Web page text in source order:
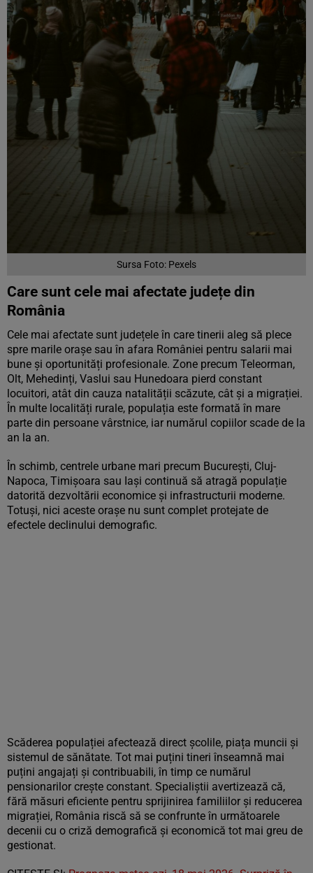
Sursa Foto: Pexels
Care sunt cele mai afectate județe din
România
Cele mai afectate sunt județele în care tinerii aleg să plece
spre marile orașe sau în afara României pentru salarii mai
bune și oportunități profesionale. Zone precum Teleorman,
Olt, Mehedinți, Vaslui sau Hunedoara pierd constant
locuitori, atât din cauza natalității scăzute, cât și a migrației.
În multe localități rurale, populația este formată în mare
parte din persoane vârstnice, iar numărul copiilor scade de la
an la an.
În schimb, centrele urbane mari precum București, Cluj-
Napoca, Timișoara sau Iași continuă să atragă populație
datorită dezvoltării economice și infrastructurii moderne.
Totuși, nici aceste orașe nu sunt complet protejate de
efectele declinului demografic.
Scăderea populației afectează direct școlile, piața muncii și
sistemul de sănătate. Tot mai puțini tineri înseamnă mai
puțini angajați și contribuabili, în timp ce numărul
pensionarilor crește constant. Specialiștii avertizează că,
fără măsuri eficiente pentru sprijinirea familiilor și reducerea
migrației, România riscă să se confrunte în următoarele
decenii cu o criză demografică și economică tot mai greu de
gestionat.